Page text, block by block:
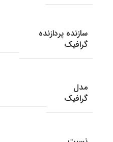
سازنده پردازنده
گرافیک
مدل
گرافیک